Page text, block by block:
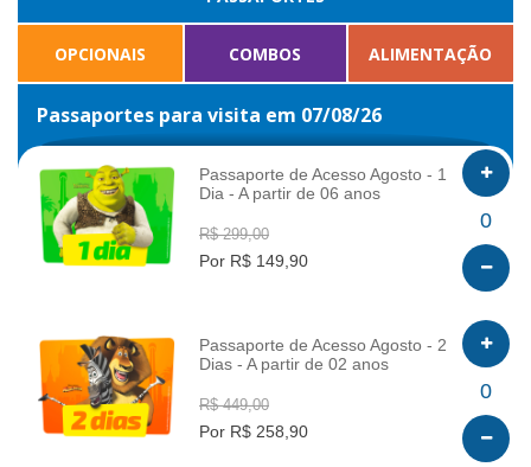
OPCIONAIS COMBOS ALIMENTAÇÃO
Passaportes para visita em 07/08/26
INFO
Passaporte de Acesso Agosto - 1
Dia - A partir de 06 anos
R$ 299,00
Por R$ 149,90
0
INFO
Passaporte de Acesso Agosto - 2
Dias - A partir de 02 anos
R$ 449,00
Por R$ 258,90
0